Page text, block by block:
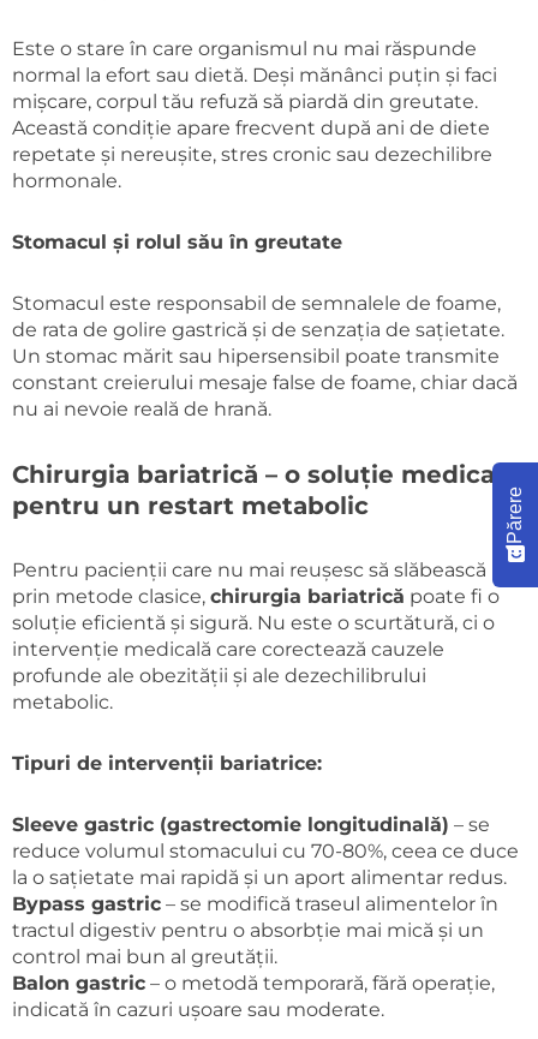
Este o stare în care organismul nu mai răspunde
normal la efort sau dietă. Deși mănânci puțin și faci
mișcare, corpul tău refuză să piardă din greutate.
Această condiție apare frecvent după ani de diete
repetate și nereușite, stres cronic sau dezechilibre
hormonale.
Stomacul și rolul său în greutate
Stomacul este responsabil de semnalele de foame,
de rata de golire gastrică și de senzația de sațietate.
Un stomac mărit sau hipersensibil poate transmite
constant creierului mesaje false de foame, chiar dacă
nu ai nevoie reală de hrană.
Chirurgia bariatrică – o soluție medicală
pentru un restart metabolic
Pentru pacienții care nu mai reușesc să slăbească
prin metode clasice, chirurgia bariatrică poate fi o
soluție eficientă și sigură. Nu este o scurtătură, ci o
intervenție medicală care corectează cauzele
profunde ale obezității și ale dezechilibrului
metabolic.
Tipuri de intervenții bariatrice:
Sleeve gastric (gastrectomie longitudinală) – se
reduce volumul stomacului cu 70-80%, ceea ce duce
la o sațietate mai rapidă și un aport alimentar redus.
Bypass gastric – se modifică traseul alimentelor în
tractul digestiv pentru o absorbție mai mică și un
control mai bun al greutății.
Balon gastric – o metodă temporară, fără operație,
indicată în cazuri ușoare sau moderate.
Părere